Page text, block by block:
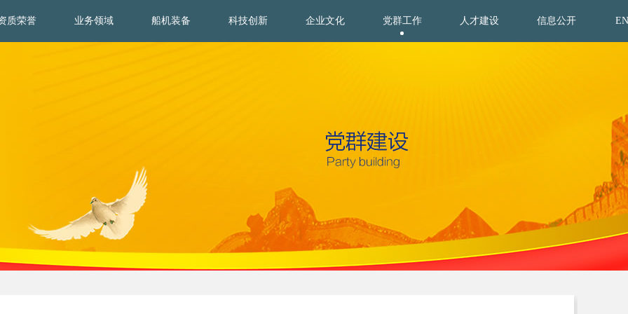
质荣誉 业务领域 船机装备 科技创新 企业文化 党群工作 人才建设 信息公开 EN